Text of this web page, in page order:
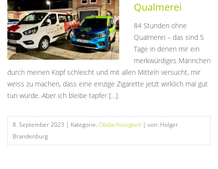
Qualmerei
84 Stunden ohne
Qualmerei – das sind 5
Tage in denen mir ein
merkwürdiges Männchen
durch meinen Kopf schleicht und mit allen Mitteln versucht, mir
weiss zu machen, dass eine einzige Zigarette jetzt wirklich mal gut
tun würde. Aber ich bleibe tapfer […]
8. September 2023 | Kategorie: Obdachlosigkeit | von: Holger
Brandenburg